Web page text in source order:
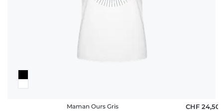
Maman Ours Gris
CHF 24,50